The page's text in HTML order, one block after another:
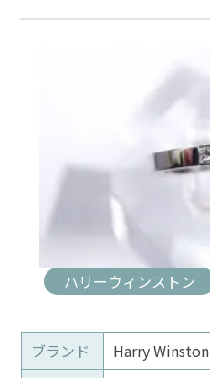
ハリーウィンストン
ブランド
Harry Winston